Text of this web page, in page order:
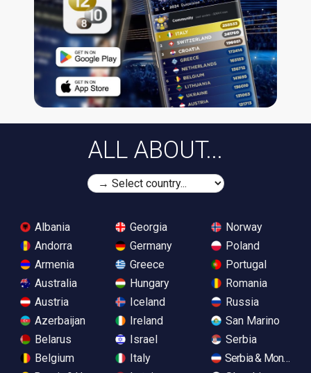
ALL ABOUT...
Albania
Andorra
Armenia
Australia
Austria
Azerbaijan
Belarus
Belgium
Georgia
Germany
Greece
Hungary
Iceland
Ireland
Israel
Italy
Norway
Poland
Portugal
Romania
Russia
San Marino
Serbia
Serbia &